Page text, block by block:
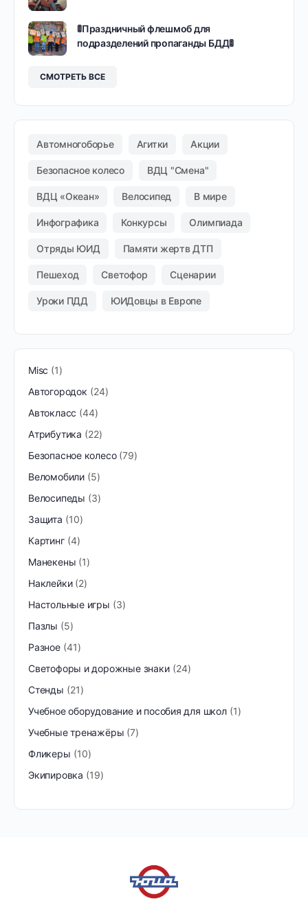
🚦Праздничный флешмоб для
подразделений пропаганды БДД🚦
СМОТРЕТЬ ВСЕ
Автомногоборье Агитки Акции
Безопасное колесо ВДЦ "Смена"
ВДЦ «Океан» Велосипед В мире
Инфографика Конкурсы Олимпиада
Отряды ЮИД Памяти жертв ДТП
Пешеход Светофор Сценарии
Уроки ПДД ЮИДовцы в Европе
Misc
1
Автогородок
24
Автокласс 44
Атрибутика
22
Безопасное колесо 79
Веломобили 5
Велосипеды
3
Защита
10
Картинг 4
Манекены 1
Наклейки 2
Настольные игры
3
Пазлы
5
Разное 41
Светофоры и дорожные знаки
24
Стенды
21
Учебное оборудование и пособия для школ 1
Учебные тренажёры 7
Фликеры
10
Экипировка
19